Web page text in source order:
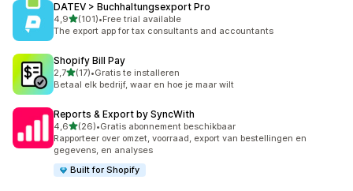
DATEV > Buchhaltungsexport Pro
4,9van 5 sterren
(101)
101 recensies in totaal
•Free trial available
The export app for tax consultants and accountants
Shopify Bill Pay
2,7van 5 sterren
(17)
17 recensies in totaal
•Gratis te installeren
Betaal elk bedrijf, waar en hoe je maar wilt
Reports & Export by SyncWith
4,6van 5 sterren
(26)
26 recensies in totaal
•Gratis abonnement beschikbaar
Rapporteer over omzet, voorraad, export van bestellingen en
gegevens, en analyses
Built for Shopify